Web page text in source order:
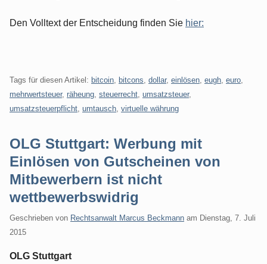
Den Volltext der Entscheidung finden Sie hier:
Tags für diesen Artikel: bitcoin bitcons dollar, einlösen eugh euro
mehrwertsteuer, räheung steuerrecht umsatzsteuer,
umsatzsteuerpflicht umtausch virtuelle währung
OLG Stuttgart: Werbung mit
Einlösen von Gutscheinen von
Mitbewerbern ist nicht
wettbewerbswidrig
Geschrieben von Rechtsanwalt Marcus Beckmann am Dienstag, 7. Juli
2015
OLG Stuttgart